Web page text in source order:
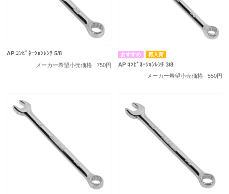
AP ｺﾝﾋﾞﾈｰｼｮﾝﾚﾝﾁ 5/8
メーカー希望小売価格
750円
再入荷
AP ｺﾝﾋﾞﾈｰｼｮﾝﾚﾝﾁ 3/8
メーカー希望小売価格
550円